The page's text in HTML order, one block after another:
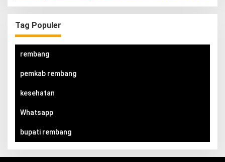
Tag Populer
rembang
pemkab rembang
kesehatan
Whatsapp
bupati rembang